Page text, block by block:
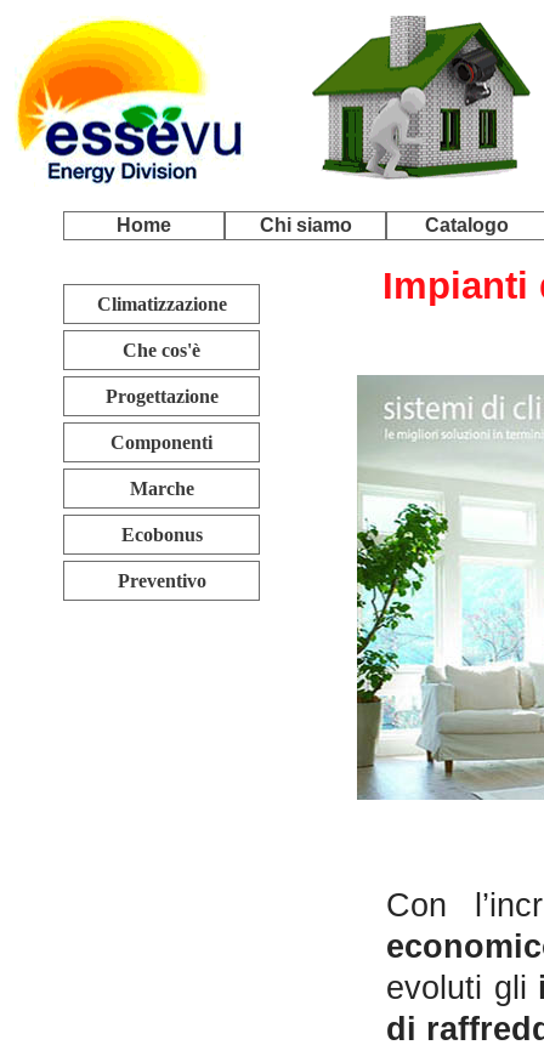
Home Chi siamo Catalogo
Climatizzazione
Che cos'è
Progettazione
Componenti
Marche
Ecobonus
Preventivo
Impianti
Con
evoluti gli
di